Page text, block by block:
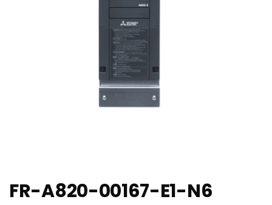
FR-A820-00167-E1-N6